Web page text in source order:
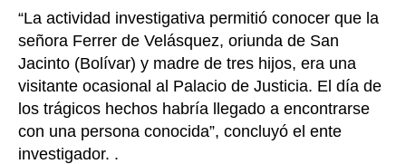
“La actividad investigativa permitió conocer que la
señora Ferrer de Velásquez, oriunda de San
Jacinto (Bolívar) y madre de tres hijos, era una
visitante ocasional al Palacio de Justicia. El día de
los trágicos hechos habría llegado a encontrarse
con una persona conocida”, concluyó el ente
investigador. .